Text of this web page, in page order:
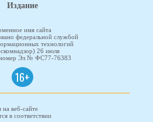
Издание
имя сайта
федеральной службой
технологий
26 июля
номер Эл № ФС77-76383
16+
веб-сайте
в соответствии